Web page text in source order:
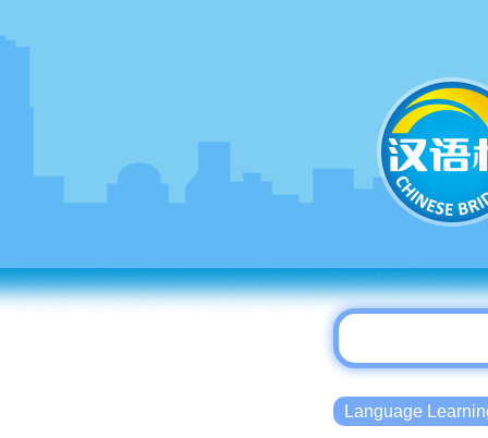
Language